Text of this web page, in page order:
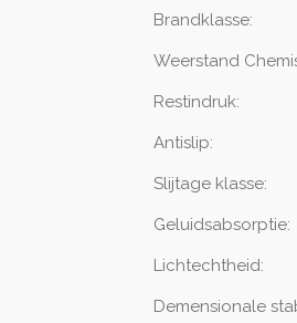
Brandklasse:
Weerstand
Restindruk:
Antislip:
Slijtage klasse:
Geluidsabsorptie: